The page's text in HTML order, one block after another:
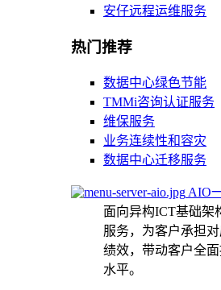
安仔远程运维服务
热门推荐
数据中心绿色节能
TMMi咨询认证服务
维保服务
业务连续性和容灾
数据中心迁移服务
AIO
面向异构ICT基础架
服务，为客户承担
绩效，带动客户全
水平。